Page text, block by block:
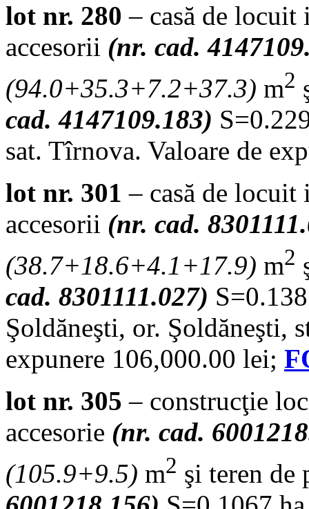
lot nr. 280 – casă de
accesorii (nr. cad.
(94.0+35.3+7.2+37.3) m2
cad. 4147109.183)
sat. Tîrnova. Valoare de
lot nr. 301 – casă de
accesorii (nr. cad.
(38.7+18.6+4.1+17.9) m2
cad. 8301111.027)
Şoldăneşti, or. Şoldăneşti,
expunere 106,000.00 lei;
lot nr. 305 – construcţie
accesorie (nr. cad.
(105.9+9.5) m2 şi teren de